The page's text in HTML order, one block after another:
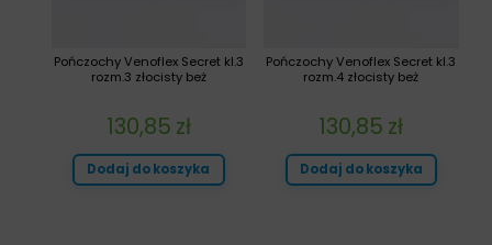
Pończochy Venoflex Secret kl.3
rozm.4 złocisty beż
130,85 zł
Dodaj do koszyka
Pończochy Venoflex Secret kl.3
rozm.3 złocisty beż
130,85 zł
Dodaj do koszyka